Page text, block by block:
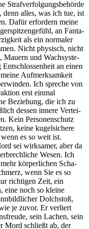
Straf­ver­fol­gungs­be­hör­de
alles, was ich tue, ist
Dafür erfor­dern mei­ne
an Fan­ta­
als ein nor­ma­ler
Nicht phy­sisch, nicht
Mau­ern und Wach­sys­te­
an einen
Auf­merk­sam­keit
Ich spre­che von
erst ein­mal
Bezie­hung, die ich zu
des­sen inne­re Ver­tei­
Kein Per­so­nen­schutz
kei­ne kugel­si­che­re
es so weit ist.
sei wirk­sa­mer, aber da
Wesen. Ich
kör­per­li­chen Scha­
wenn Sie es so
rich­ti­gen Zeit, ein
eine noch so klei­ne
Dolch­stoß,
je zuvor. Er ver­liert
sein Lachen, sein
Mord schließt ab, der